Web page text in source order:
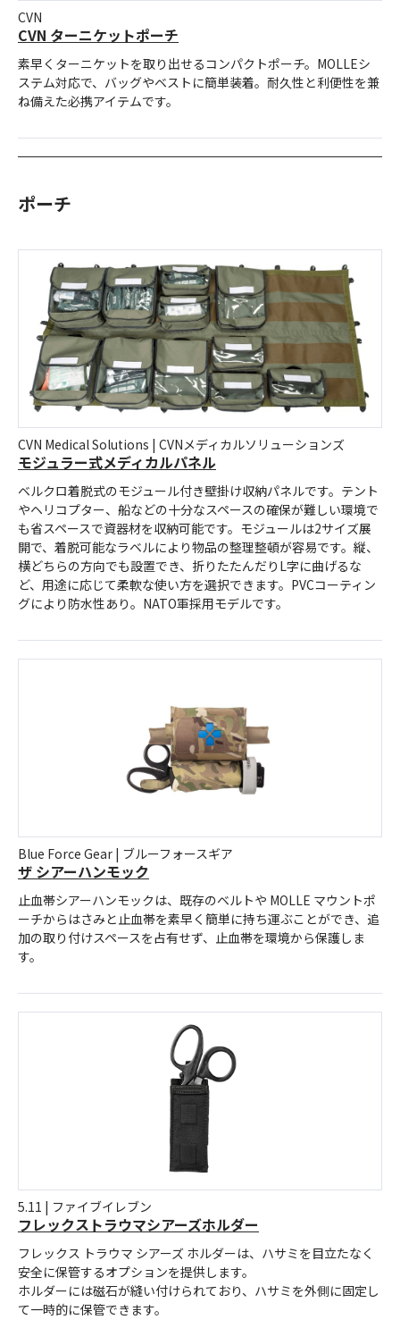
CVN
CVN ターニケットポーチ
素早くターニケットを取り出せるコンパクトポーチ。MOLLEシ
ステム対応で、バッグやベストに簡単装着。耐久性と利便性を兼
ね備えた必携アイテムです。
ポーチ
CVN Medical Solutions | CVNメディカルソリューションズ
モジュラー式メディカルパネル
ベルクロ着脱式のモジュール付き壁掛け収納パネルです。テント
やヘリコプター、船などの十分なスペースの確保が難しい環境で
も省スペースで資器材を収納可能です。モジュールは2サイズ展
開で、着脱可能なラベルにより物品の整理整頓が容易です。縦、
横どちらの方向でも設置でき、折りたたんだりL字に曲げるな
ど、用途に応じて柔軟な使い方を選択できます。PVCコーティン
グにより防水性あり。NATO軍採用モデルです。
Blue Force Gear | ブルーフォースギア
ザ シアーハンモック
止血帯シアーハンモックは、既存のベルトや MOLLE マウントポ
ーチからはさみと止血帯を素早く簡単に持ち運ぶことができ、追
加の取り付けスペースを占有せず、止血帯を環境から保護しま
す。
5.11 | ファイブイレブン
フレックストラウマシアーズホルダー
フレックス トラウマ シアーズ ホルダーは、ハサミを目立たなく
安全に保管するオプションを提供します。
ホルダーには磁石が縫い付けられており、ハサミを外側に固定し
て一時的に保管できます。